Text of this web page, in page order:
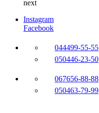
next
Instagram
Facebook
044499-55-55
050446-23-50
067656-88-88
050463-79-99